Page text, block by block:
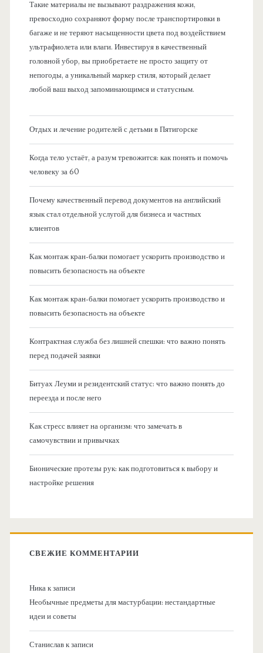
Такие материалы не вызывают раздражения кожи,
превосходно сохраняют форму после транспортировки в
багаже и не теряют насыщенности цвета под воздействием
ультрафиолета или влаги. Инвестируя в качественный
головной убор, вы приобретаете не просто защиту от
непогоды, а уникальный маркер стиля, который делает
любой ваш выход запоминающимся и статусным.
Отдых и лечение родителей с детьми в Пятигорске
Когда тело устаёт, а разум тревожится: как понять и помочь
человеку за 60
Почему качественный перевод документов на английский
язык стал отдельной услугой для бизнеса и частных
клиентов
Как монтаж кран-балки помогает ускорить производство и
повысить безопасность на объекте
Как монтаж кран-балки помогает ускорить производство и
повысить безопасность на объекте
Контрактная служба без лишней спешки: что важно понять
перед подачей заявки
Битуах Леуми и резидентский статус: что важно понять до
переезда и после него
Как стресс влияет на организм: что замечать в
самочувствии и привычках
Бионические протезы рук: как подготовиться к выбору и
настройке решения
СВЕЖИЕ КОММЕНТАРИИ
Никак записи
Необычные предметы для мастурбации: нестандартные
идеи и советы
Станиславк записи